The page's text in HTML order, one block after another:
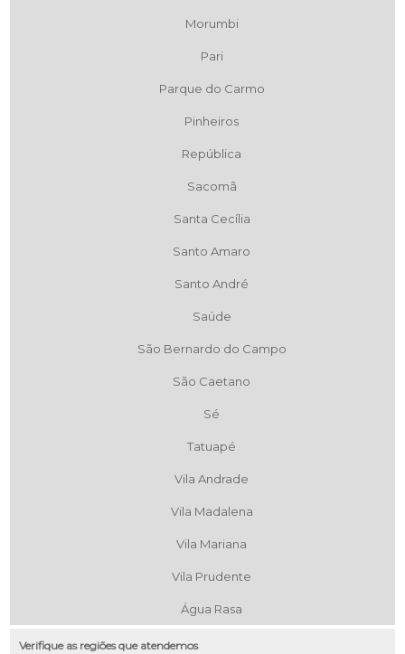
Morumbi
Pari
Parque do Carmo
Pinheiros
República
Sacomã
Santa Cecília
Santo Amaro
Santo André
Saúde
São Bernardo do Campo
São Caetano
Sé
Tatuapé
Vila Andrade
Vila Madalena
Vila Mariana
Vila Prudente
Água Rasa
Verifique as regiões que atendemos